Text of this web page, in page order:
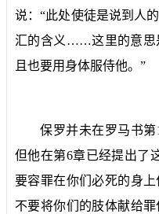
说：“此处使徒是说到人
汇的含义……这里的意思
且也要用身体服侍他。”
保罗并未在罗马书第
但他在第6章已经提出了
要容罪在你们必死的身
不要将你们的肢体献给